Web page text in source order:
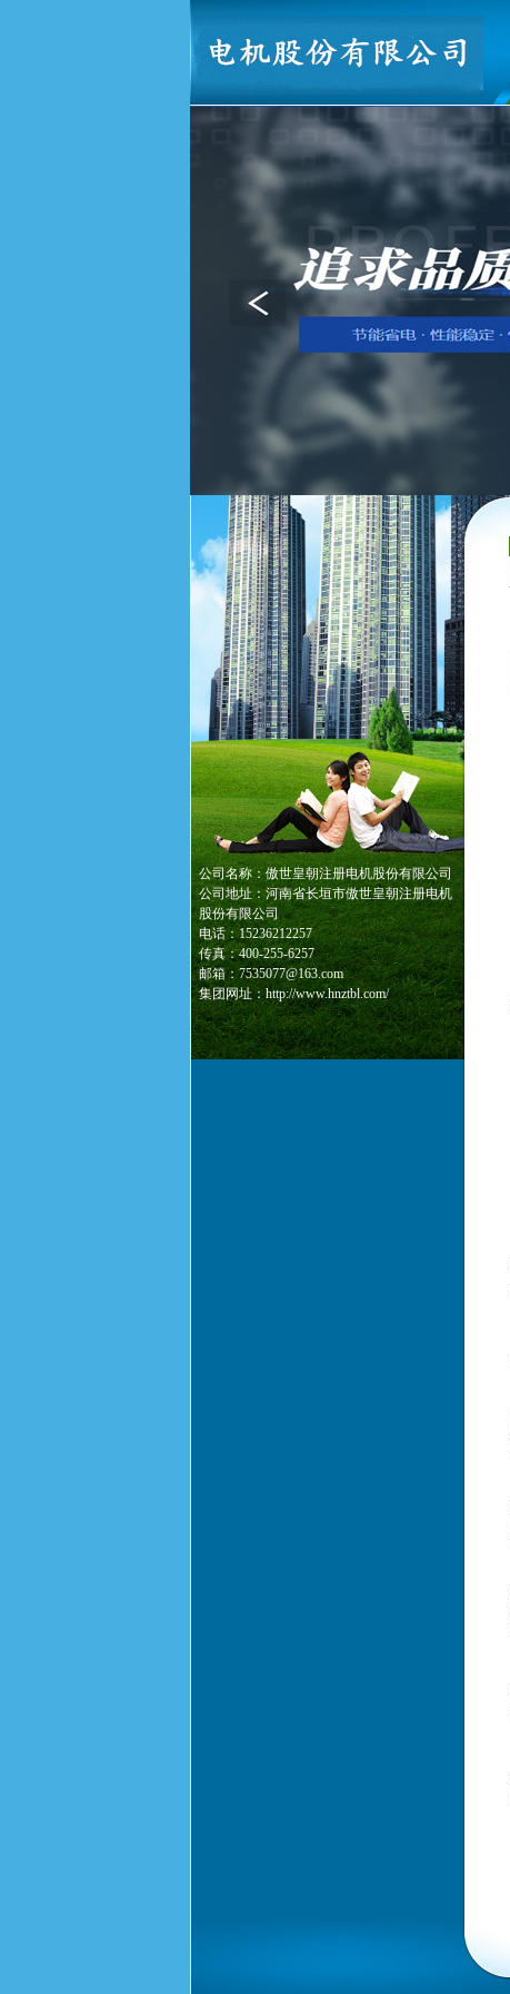
公司名称：傲世皇朝注册电机股份有限公司
公司地址：河南省长垣市傲世皇朝注册电机
股份有限公司
电话：15236212257
传真：400-255-6257
邮箱：7535077@163.com
集团网址：http://www.hnztbl.com/